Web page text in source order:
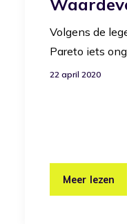
Volgens de
Pareto iets
22 april 2020
Meer lezen